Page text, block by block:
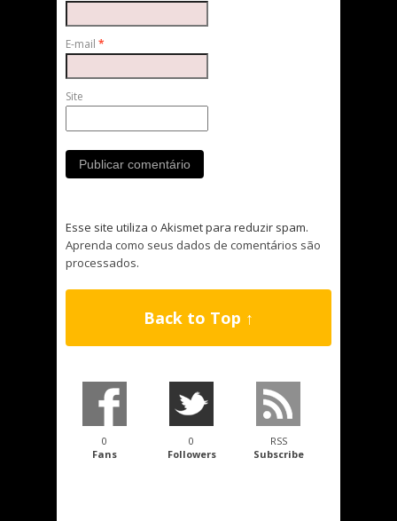
E-mail *
Site
Esse site utiliza o Akismet para reduzir spam.
Aprenda como seus dados de comentários são
processados.
Back to Top ↑
0
Fans
0
Followers
RSS
Subscribe